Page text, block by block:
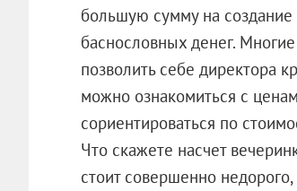
большую сумму на
баснословных денег.
позволить себе директора
можно ознакомиться с
сориентироваться по
Что скажете насчет
стоит совершенно